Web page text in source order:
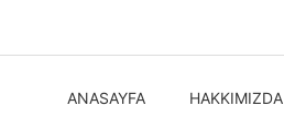
ANASAYFA HAKKIMIZDA